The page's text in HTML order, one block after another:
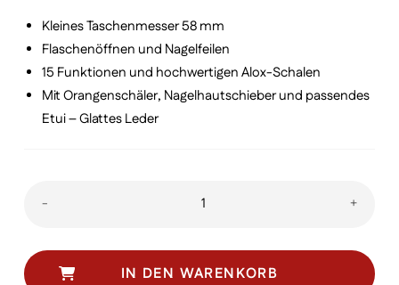
€ 74,00
€ 70,00.
Kleines Taschenmesser 58 mm
Flaschenöffnen und Nagelfeilen
15 Funktionen und hochwertigen Alox-Schalen
Mit Orangenschäler, Nagelhautschieber und passendes
Etui – Glattes Leder
-
Alox
Set
+
IN DEN WARENKORB